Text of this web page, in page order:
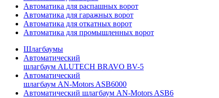
Автоматика для распашных ворот
Автоматика для гаражных ворот
Автоматика для откатных ворот
Автоматика для промышленных ворот
Шлагбаумы
Автоматический
шлагбаум ALUTECH BRAVO BV-5
Автоматический
шлагбаум AN-Motors ASB6000
Автоматический шлагбаум AN-Motors ASB6